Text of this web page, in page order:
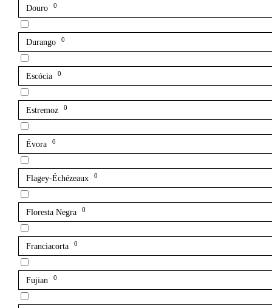
Douro 0
Durango 0
Escócia 0
Estremoz 0
Évora 0
Flagey-Échézeaux 0
Floresta Negra 0
Franciacorta 0
Fujian 0